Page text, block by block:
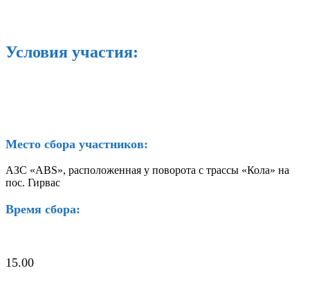
Условия участия:
Место сбора участников:
АЗС «ABS», расположенная у поворота с трассы «Кола» на
пос. Гирвас
Время сбора:
15.00